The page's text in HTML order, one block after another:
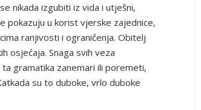
nikada izgubiti iz vida i utješni,
pokazuju u korist vjerske zajednice,
ranjivosti i ograničenja. Obitelj
osjećaja. Snaga svih veza
gramatika zanemari ili poremeti,
su to duboke, vrlo duboke